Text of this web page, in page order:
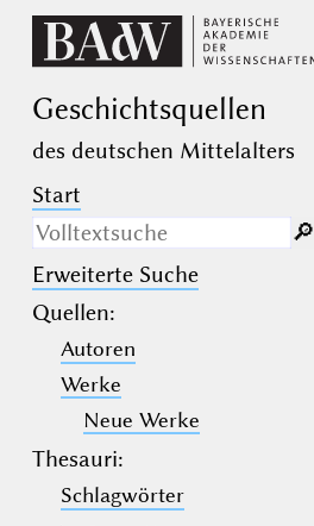
Geschichts­quellen
des deutschen Mittelalters
Start
Nur in Beschreibungs­texten
suchen
(der Unterstrich) ist Platzhalter für
genau ein Zeichen.
(das Prozentzeichen) ist Platzhalter
für kein, ein oder mehr als ein
Zeichen.
🔎︎
Erweiterte Suche
Quellen:
Autoren
Werke
Neue Werke
Thesauri:
Schlagwörter